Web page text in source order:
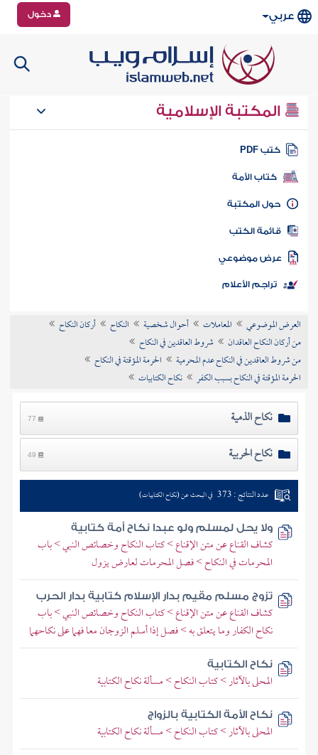
عربي دخول
المكتبة الإسلامية
كتب PDF
كتاب الأمة
المكتبة
الكتب
موضوعي
تراجم الأعلام
العرض الموضوعي المعاملات أحوال شخصية النكاح
أركان النكاح
من أركان النكاح العاقدان
شروط العاقدين في النكاح
من شروط العاقدين في النكاح عدم المحرمية
الحرمة المؤقتة في النكاح
الحرمة المؤقتة في النكاح بسبب الكفر
نكاح الكتابيات
نكاح الذمية 77
نكاح الحربية 49
عدد النتائج : 373 في البحث عن (نكاح الكتابيات)
ولا يحل لمسلم ولو عبدا نكاح أمة كتابية
كشاف القناع عن متن الإقناع > كتاب النكاح وخصائص النبي > باب
المحرمات في النكاح > فصل المحرمات لعارض يزول
تزوج مسلم مقيم بدار الإسلام كتابية بدار الحرب
كشاف القناع عن متن الإقناع > كتاب النكاح وخصائص النبي > باب
نكاح الكفار وما يتعلق به > فصل إذا أسلم الزوجان معا فهما على نكاحهما
نكاح الكتابية
المحلى بالآثار > كتاب النكاح > مسألة نكاح الكتابية
نكاح الأمة الكتابية بالزواج
المحلى بالآثار > كتاب النكاح > مسألة نكاح الكتابية